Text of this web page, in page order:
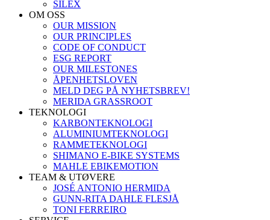
SILEX
OM OSS
OUR MISSION
OUR PRINCIPLES
CODE OF CONDUCT
ESG REPORT
OUR MILESTONES
ÅPENHETSLOVEN
MELD DEG PÅ NYHETSBREV!
MERIDA GRASSROOT
TEKNOLOGI
KARBONTEKNOLOGI
ALUMINIUMTEKNOLOGI
RAMMETEKNOLOGI
SHIMANO E-BIKE SYSTEMS
MAHLE EBIKEMOTION
TEAM & UTØVERE
JOSÉ ANTONIO HERMIDA
GUNN-RITA DAHLE FLESJÅ
TONI FERREIRO